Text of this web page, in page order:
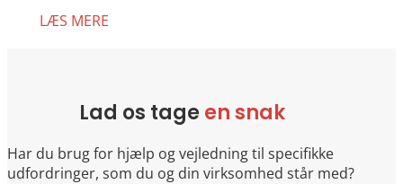
LÆS MERE
Lad os tage en snak
Har du brug for hjælp og vejledning til specifikke
udfordringer, som du og din virksomhed står med?